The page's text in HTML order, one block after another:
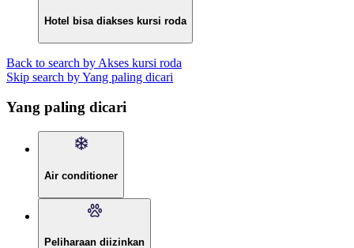
Hotel bisa diakses kursi roda
Back to search by Akses kursi roda
Skip search by Yang paling dicari
Yang paling dicari
Air conditioner
Peliharaan diizinkan